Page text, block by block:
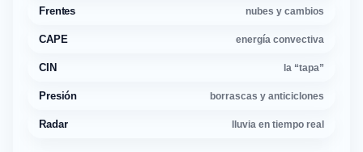
Frentes nubes y cambios
CAPE energía convectiva
CIN la “tapa”
Presión borrascas y anticiclones
Radar lluvia en tiempo real